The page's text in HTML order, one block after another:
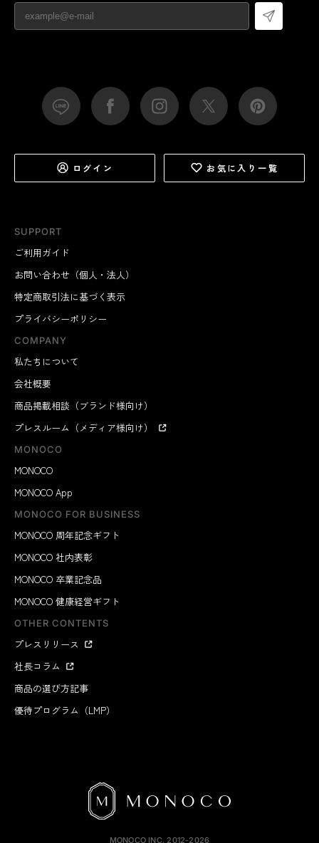
SUPPORT
ご利用ガイド
お問い合わせ（個人・法人）
特定商取引法に基づく表示
プライバシーポリシー
COMPANY
私たちについて
会社概要
商品掲載相談（ブランド様向け）
プレスルーム（メディア様向け）
MONOCO
MONOCO
MONOCO App
MONOCO FOR BUSINESS
MONOCO 周年記念ギフト
MONOCO 社内表彰
MONOCO 卒業記念品
MONOCO 健康経営ギフト
OTHER CONTENTS
プレスリリース
社長コラム
商品の選び方記事
優待プログラム（LMP）
ログイン お気に入り一覧
MONOCO INC. 2012-2026